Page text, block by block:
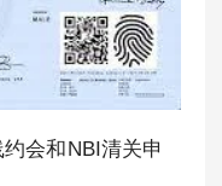
会和NBI清关申